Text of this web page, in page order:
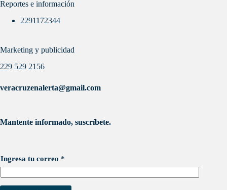
Reportes e información
2291172344
Marketing y publicidad
229 529 2156
veracruzenalerta@gmail.com
Mantente informado, suscríbete.
Ingresa tu correo *